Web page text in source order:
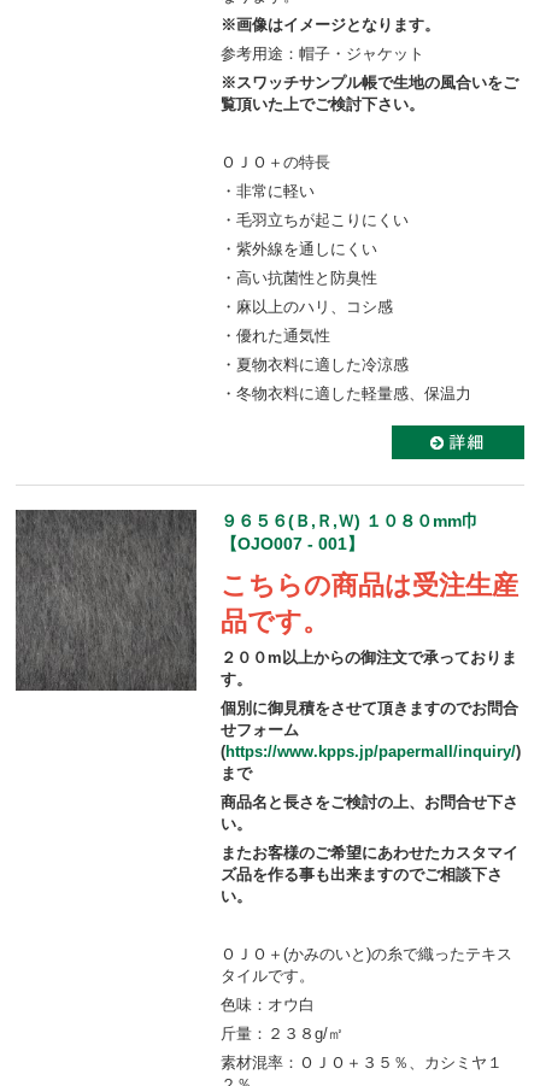
※画像はイメージとなります。
参考用途：帽子・ジャケット
※スワッチサンプル帳で生地の風合いをご
覧頂いた上でご検討下さい。
ＯＪＯ＋の特長
・非常に軽い
・毛羽立ちが起こりにくい
・紫外線を通しにくい
・高い抗菌性と防臭性
・麻以上のハリ、コシ感
・優れた通気性
・夏物衣料に適した冷涼感
・冬物衣料に適した軽量感、保温力
９６５６(Ｂ,Ｒ,Ｗ) １０８０mm巾
【OJO007 - 001】
こちらの商品は受注生産
品です。
２００m以上からの御注文で承っておりま
す。
個別に御見積をさせて頂きますのでお問合
せフォーム
(https://www.kpps.jp/papermall/inquiry/)
まで
商品名と長さをご検討の上、お問合せ下さ
い。
またお客様のご希望にあわせたカスタマイ
ズ品を作る事も出来ますのでご相談下さ
い。
ＯＪＯ＋(かみのいと)の糸で織ったテキス
タイルです。
色味：オウ白
斤量：２３８g/㎡
素材混率：ＯＪＯ＋３５％、カシミヤ１